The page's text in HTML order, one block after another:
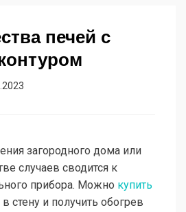
печей с
загородного дома или
случаев сводится к
прибора. Можно купить
стену и получить обогрев